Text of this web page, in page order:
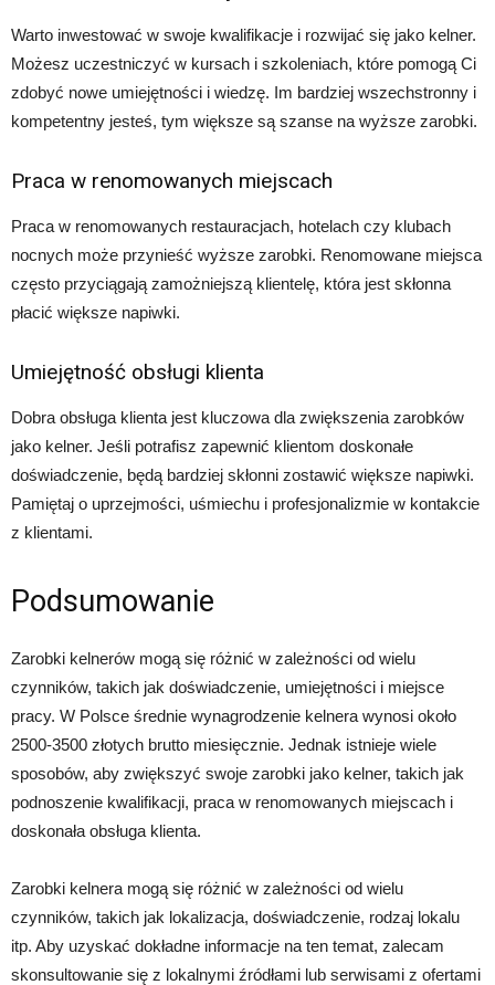
Warto inwestować w swoje kwalifikacje i rozwijać się jako kelner.
Możesz uczestniczyć w kursach i szkoleniach, które pomogą Ci
zdobyć nowe umiejętności i wiedzę. Im bardziej wszechstronny i
kompetentny jesteś, tym większe są szanse na wyższe zarobki.
Praca w renomowanych miejscach
Praca w renomowanych restauracjach, hotelach czy klubach
nocnych może przynieść wyższe zarobki. Renomowane miejsca
często przyciągają zamożniejszą klientelę, która jest skłonna
płacić większe napiwki.
Umiejętność obsługi klienta
Dobra obsługa klienta jest kluczowa dla zwiększenia zarobków
jako kelner. Jeśli potrafisz zapewnić klientom doskonałe
doświadczenie, będą bardziej skłonni zostawić większe napiwki.
Pamiętaj o uprzejmości, uśmiechu i profesjonalizmie w kontakcie
z klientami.
Podsumowanie
Zarobki kelnerów mogą się różnić w zależności od wielu
czynników, takich jak doświadczenie, umiejętności i miejsce
pracy. W Polsce średnie wynagrodzenie kelnera wynosi około
2500-3500 złotych brutto miesięcznie. Jednak istnieje wiele
sposobów, aby zwiększyć swoje zarobki jako kelner, takich jak
podnoszenie kwalifikacji, praca w renomowanych miejscach i
doskonała obsługa klienta.
Zarobki kelnera mogą się różnić w zależności od wielu
czynników, takich jak lokalizacja, doświadczenie, rodzaj lokalu
itp. Aby uzyskać dokładne informacje na ten temat, zalecam
skonsultowanie się z lokalnymi źródłami lub serwisami z ofertami